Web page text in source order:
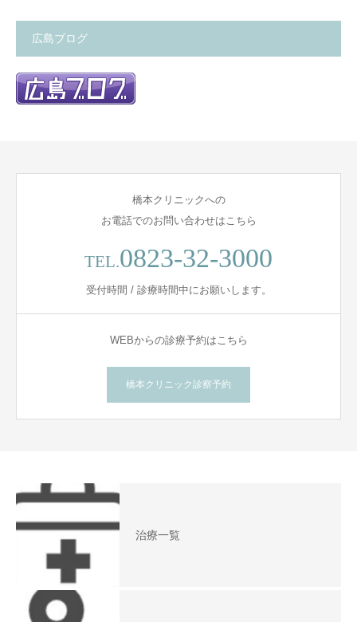
広島ブログ
橋本クリニックへの
お電話でのお問い合わせはこちら
TEL.0823-32-3000
受付時間 / 診療時間中にお願いします。
WEBからの診療予約はこちら
橋本クリニック診察予約
治療一覧